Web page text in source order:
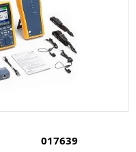
017639